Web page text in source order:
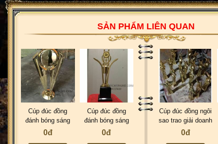
SẢN PHẨM LIÊN QUAN
Cúp đúc đồng
đánh bóng sáng
như vàng 18k trao
0đ
Cúp đúc đồng
đánh bóng sáng
như vàng 18k trao
0đ
Cúp đúc đồng ngôi
sao trao giải doanh
nhân đạt danh hiệu
0đ